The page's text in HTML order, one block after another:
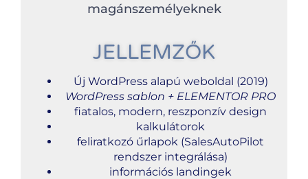
magánszemélyeknek
JELLEMZŐK
Új WordPress alapú weboldal (2019)
WordPress sablon + ELEMENTOR PRO
fiatalos, modern, reszponzív design
kalkulátorok
feliratkozó űrlapok (SalesAutoPilot
rendszer integrálása)
információs landingek